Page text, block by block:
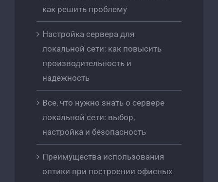
как решить проблему
Настройка сервера для
локальной сети: как повысить
производительность и
надежность
Все, что нужно знать о сервере
локальной сети: выбор,
настройка и безопасность
Преимущества использования
оптики при построении офисных